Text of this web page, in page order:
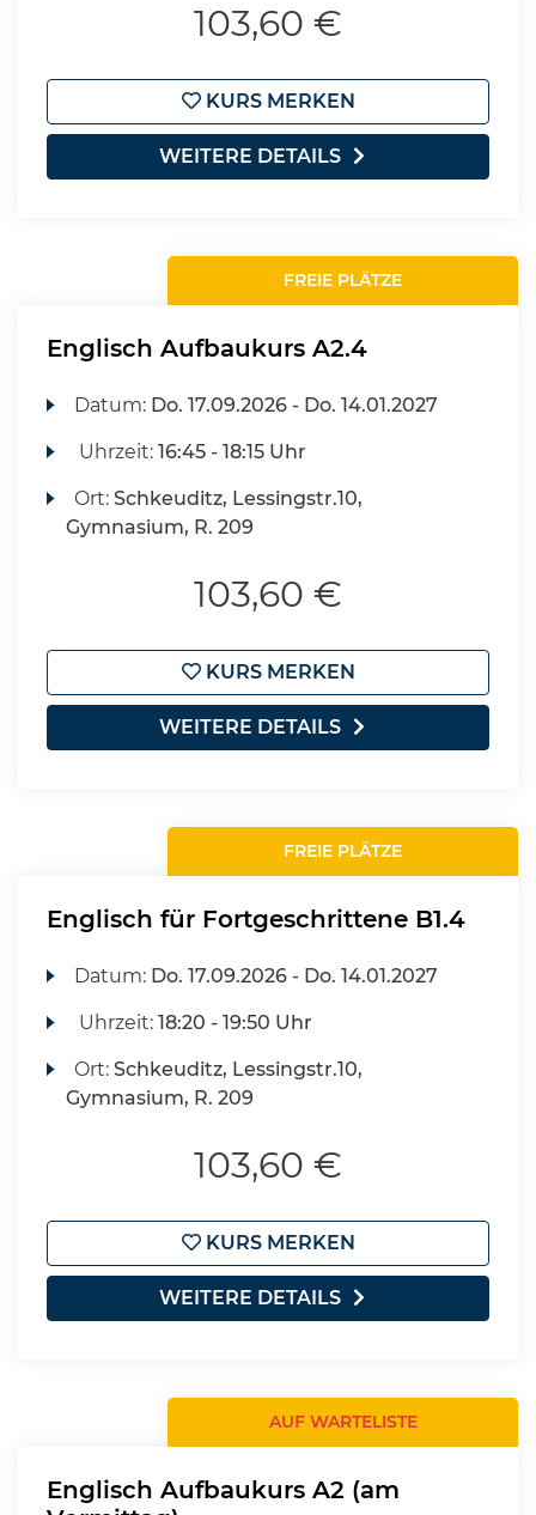
103,60 €
KURS MERKEN
WEITERE DETAILS
FREIE PLÄTZE
Englisch Aufbaukurs A2.4
Datum: Do. 17.09.2026 - Do. 14.01.2027
Uhrzeit:16:45 - 18:15 Uhr
Ort:Schkeuditz, Lessingstr.10,
Gymnasium, R. 209
103,60 €
KURS MERKEN
WEITERE DETAILS
FREIE PLÄTZE
Englisch für Fortgeschrittene B1.4
Datum: Do. 17.09.2026 - Do. 14.01.2027
Uhrzeit:18:20 - 19:50 Uhr
Ort:Schkeuditz, Lessingstr.10,
Gymnasium, R. 209
103,60 €
KURS MERKEN
WEITERE DETAILS
AUF WARTELISTE
Englisch Aufbaukurs A2 (am